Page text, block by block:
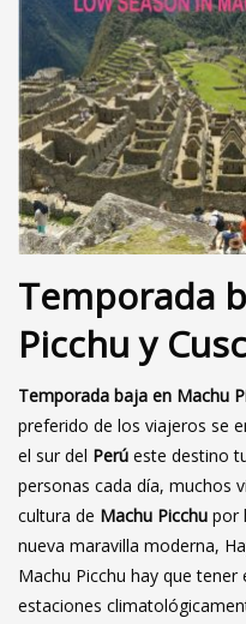
Temporada
Picchu y
Temporada baja en Machu
preferido de los viajeros se
el sur del Perú este destino
personas cada día, muchos
cultura de Machu Picchu por
nueva maravilla moderna,
Machu Picchu hay que
estaciones